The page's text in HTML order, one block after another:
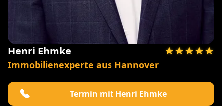
Henri Ehmke
Immobilienexperte aus Hannover
Termin mit Henri Ehmke